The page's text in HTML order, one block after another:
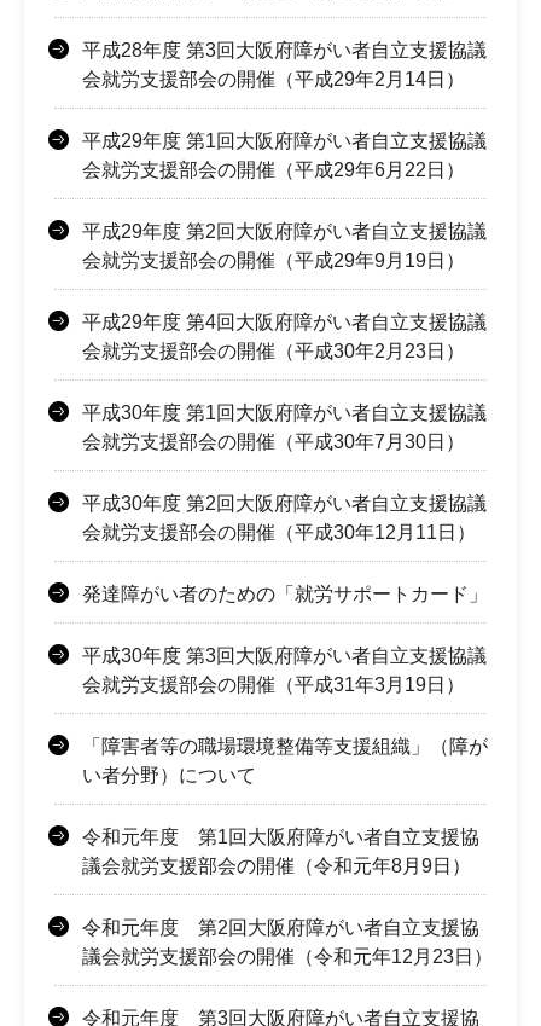
平成28年度 第3回大阪府障がい者自立支援協議
会就労支援部会の開催（平成29年2月14日）
平成29年度 第1回大阪府障がい者自立支援協議
会就労支援部会の開催（平成29年6月22日）
平成29年度 第2回大阪府障がい者自立支援協議
会就労支援部会の開催（平成29年9月19日）
平成29年度 第4回大阪府障がい者自立支援協議
会就労支援部会の開催（平成30年2月23日）
平成30年度 第1回大阪府障がい者自立支援協議
会就労支援部会の開催（平成30年7月30日）
平成30年度 第2回大阪府障がい者自立支援協議
会就労支援部会の開催（平成30年12月11日）
発達障がい者のための「就労サポートカード」
平成30年度 第3回大阪府障がい者自立支援協議
会就労支援部会の開催（平成31年3月19日）
「障害者等の職場環境整備等支援組織」（障が
い者分野）について
令和元年度 第1回大阪府障がい者自立支援協
議会就労支援部会の開催（令和元年8月9日）
令和元年度 第2回大阪府障がい者自立支援協
議会就労支援部会の開催（令和元年12月23日）
令和元年度 第3回大阪府障がい者自立支援協